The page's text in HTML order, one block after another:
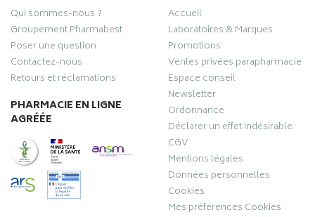
Qui sommes-nous ?
Groupement Pharmabest
Poser une question
Contactez-nous
Retours et réclamations
PHARMACIE EN LIGNE
AGRÉÉE
Accueil
Laboratoires & Marques
Promotions
Ventes privées parapharmacie
Espace conseil
Newsletter
Ordonnance
Déclarer un effet indésirable
CGV
Mentions légales
Données personnelles
Cookies
Mes préférences Cookies